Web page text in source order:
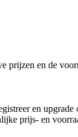
prijzen en de
en upgrade
prijs- en